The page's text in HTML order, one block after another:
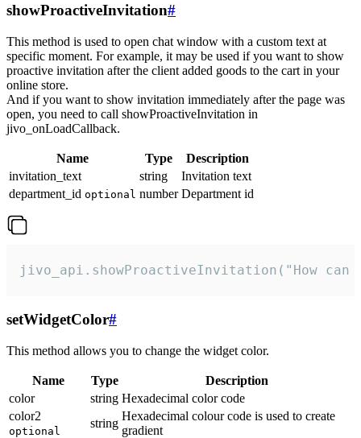
showProactiveInvitation#
This method is used to open chat window with a custom text at
specific moment. For example, it may be used if you want to show
proactive invitation after the client added goods to the cart in your
online store.
And if you want to show invitation immediately after the page was
open, you need to call showProactiveInvitation in
jivo_onLoadCallback.
Name Type
Description
invitation_text
string
Invitation text
department_id optional number Department id
jivo_api.showProactiveInvitation("How
setWidgetColor#
This method allows you to change the widget color.
Name Type
Description
color
string Hexadecimal color code
color2
optional
string
Hexadecimal colour code is used to create
gradient